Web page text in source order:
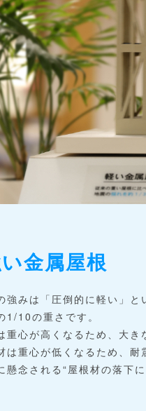
金属屋根
強みは「圧倒的に軽い」と
1/10の重さです。
重心が高くなるため、大き
は重心が低くなるため、耐
懸念される“屋根材の落下